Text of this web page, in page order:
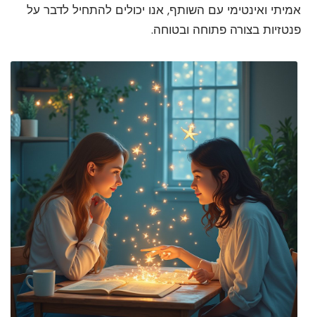
אמיתי ואינטימי עם השותף, אנו יכולים להתחיל לדבר על
פנטזיות בצורה פתוחה ובטוחה.